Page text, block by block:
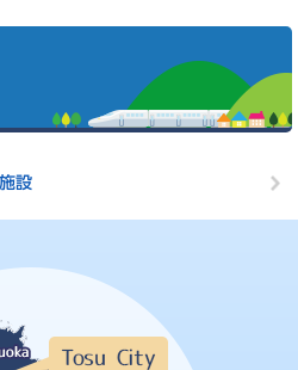
設